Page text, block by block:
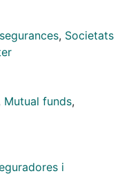
podrían ser algunas
en cuenta desde las
, Societats
Mutual funds,
i